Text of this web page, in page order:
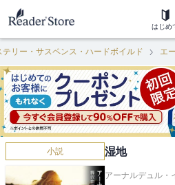
はじめ
テリー・サスペンス・ハードボイルド エ
小説 湿地
アーナルデュル・